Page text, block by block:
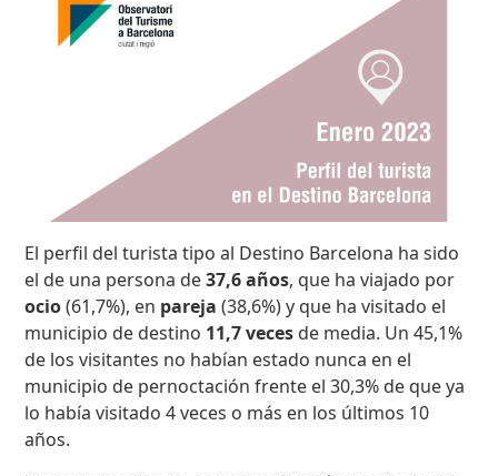
El perfil del turista tipo al Destino Barcelona ha sido
el de una persona de37,6 años, que ha viajado por
ocio(61,7%), en pareja (38,6%) y que ha visitado el
municipio de destino 11,7 veces de media. Un 45,1%
de los visitantes no habían estado nunca en el
municipio de pernoctación frente el 30,3% de que ya
lo había visitado 4 veces o más en los últimos 10
años.